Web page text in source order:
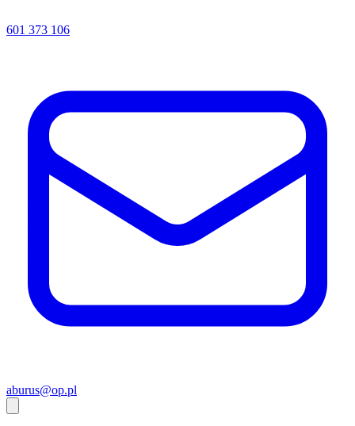
601 373 106
aburus@op.pl